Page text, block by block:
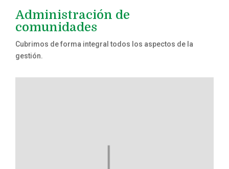
Administración de
comunidades
Cubrimos de forma integral todos los aspectos de la
gestión.